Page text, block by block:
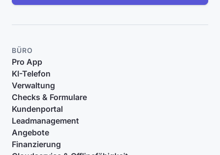
BÜRO
Pro App
KI-Telefon
Verwaltung
Checks & Formulare
Kundenportal
Leadmanagement
Angebote
Finanzierung